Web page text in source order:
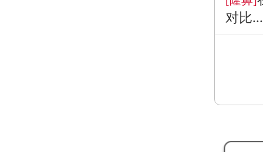
对比...